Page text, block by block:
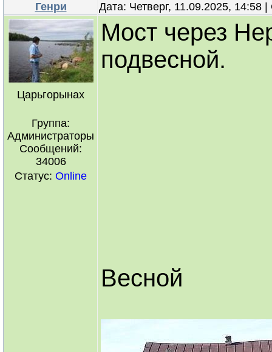
Генри Дата: Четверг, 11.09.2025,
Царьгорынах
Группа:
Администраторы
Сообщений:
34006
Статус: Online
Мост через
подвесной.
Весной